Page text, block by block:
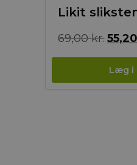
Likit
69,00kr. Den
pris
var:
55,20